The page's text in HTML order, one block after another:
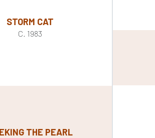
STORM CAT
C. 1983
THE PEARL